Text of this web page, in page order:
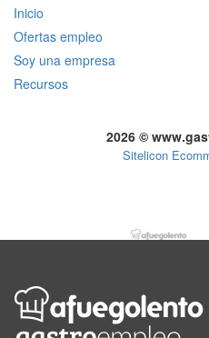
Inicio
Ofertas empleo
Soy una empresa
Recursos
2026 ©
Sitelicon